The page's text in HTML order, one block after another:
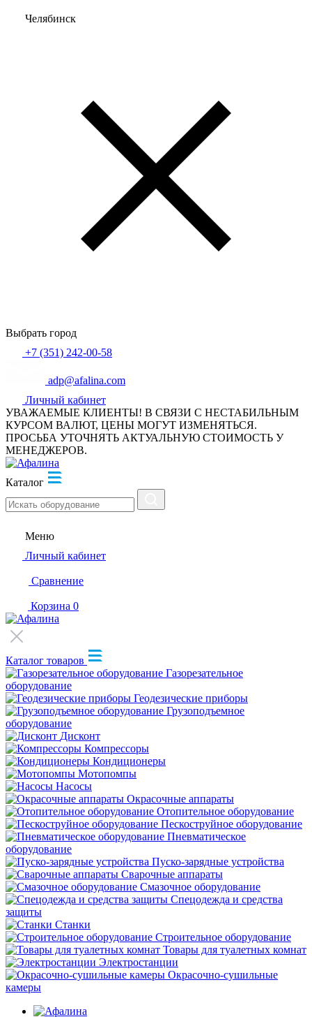
Челябинск
Выбрать город
+7 (351) 242-00-58
adp@afalina.com
Личный кабинет
УВАЖАЕМЫЕ КЛИЕНТЫ! В СВЯЗИ С НЕСТАБИЛЬНЫМ
КУРСОМ ВАЛЮТ, ЦЕНЫ МОГУТ ИЗМЕНЯТЬСЯ.
ПРОСЬБА УТОЧНЯТЬ АКТУАЛЬНУЮ СТОИМОСТЬ У
МЕНЕДЖЕРОВ.
Каталог
Меню
Личный кабинет
Сравнение
Корзина 0
Каталог товаров
Газорезательное
оборудование
Геодезические приборы
Грузоподъемное
оборудование
Дисконт
Компрессоры
Кондиционеры
Мотопомпы
Насосы
Окрасочные аппараты
Отопительное оборудование
Пескоструйное оборудование
Пневматическое
оборудование
Пуско-зарядные устройства
Сварочные аппараты
Смазочное оборудование
Спецодежда и средства
защиты
Станки
Строительное оборудование
Товары для туалетных комнат
Электростанции
Окрасочно-сушильные
камеры